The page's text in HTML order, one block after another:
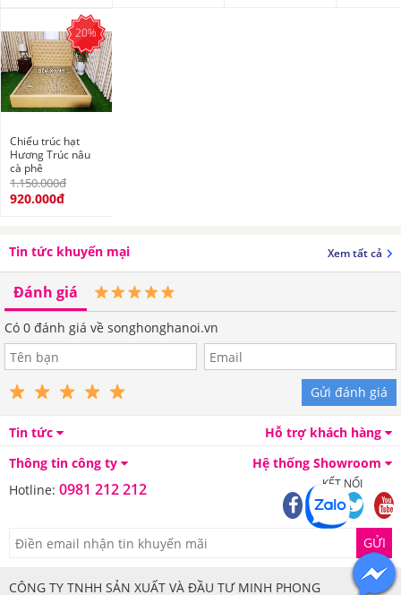
20%
Chiếu trúc hạt
Hương Trúc nâu
cà phê
1.150.000đ
920.000đ
Tin tức khuyến mại Xem tất cả
Đánh giá
Có 0 đánh giá về songhonghanoi.vn
Gửi đánh giá
Tin tức
Hỗ trợ khách hàng
Thông tin công ty
Hệ thống Showroom
Hotline: 0981 212 212 KẾT NỐI
GỬI
CÔNG TY TNHH SẢN XUẤT VÀ ĐẦU TƯ MINH PHONG